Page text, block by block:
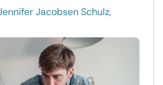
Jacobsen Schulz,